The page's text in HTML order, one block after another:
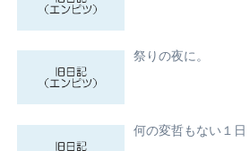
祭りの夜に。
何の変哲もない１日